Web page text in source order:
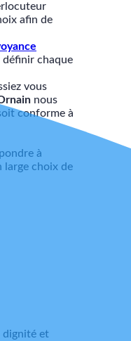
afin de
définir chaque
vous
nous
conforme à
à
large choix de
dignité et